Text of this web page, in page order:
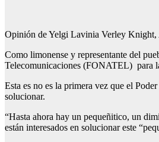
Opinión de Yelgi Lavinia Verley Knight,
Como limonense y representante del
Telecomunicaciones (FONATEL) para
Esta es no es la primera vez que el
solucionar.
“Hasta ahora hay un pequeñitico, un
están interesados en solucionar este